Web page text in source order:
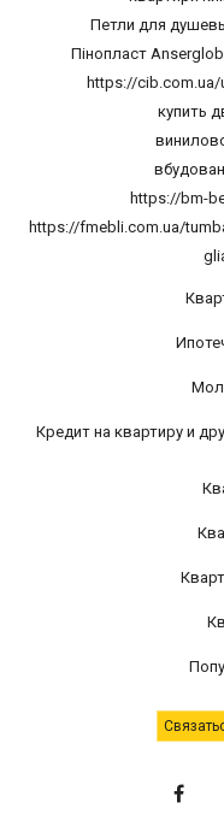
Петли для
Пінопласт
https://
купить
https://bm-
https://fmebli.com.ua/
Кредит на квартиру и